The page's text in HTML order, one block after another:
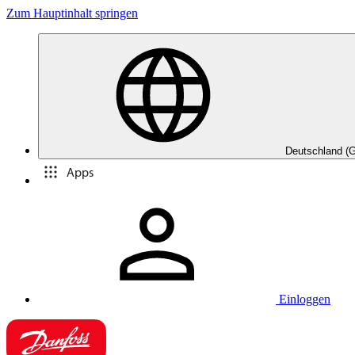
Zum Hauptinhalt springen
Deutschland
Apps
Einloggen